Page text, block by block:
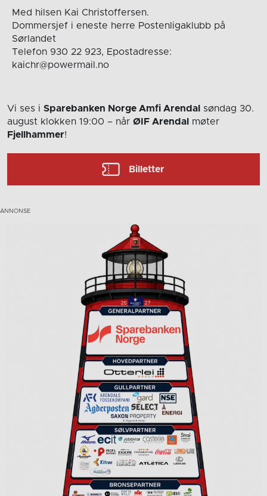
Med hilsen Kai Christoffersen.
Dommersjef i eneste herre Postenligaklubb på
Sørlandet
Telefon 930 22 923, Epostadresse:
kaichr@powermail.no
Vi ses i Sparebanken Norge Amfi Arendal
søndag 30.
august klokken 19:00 – når ØIF Arendal
møter
Fjellhammer!
Billetter